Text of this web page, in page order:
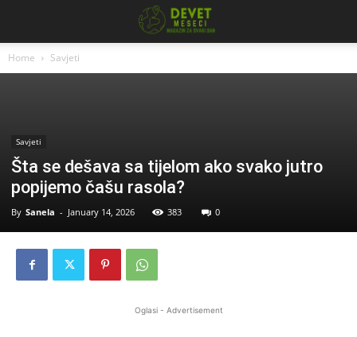
Home Savjeti
Savjeti
Šta se dešava sa tijelom ako svako jutro
popijemo čašu rasola?
By Sanela - January 14, 2026 383 0
Oglasi - Advertisement